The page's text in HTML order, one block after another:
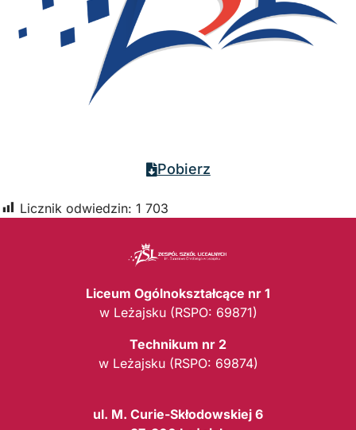
Pobierz
Licznik odwiedzin: 1 703
Liceum Ogólnokształcące nr 1
w Leżajsku (RSPO: 69871)
Technikum nr 2
w Leżajsku (RSPO: 69874)
ul. M. Curie-Skłodowskiej 6